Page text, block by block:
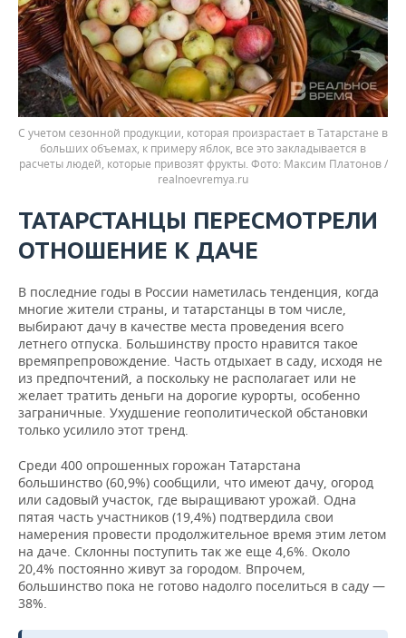
С учетом сезонной продукции, которая произрастает в Татарстане в
больших объемах, к примеру яблок, все это закладывается в
расчеты людей, которые привозят фрукты.
Максим Платонов /
realnoevremya.ru
ТАТАРСТАНЦЫ ПЕРЕСМОТРЕЛИ
ОТНОШЕНИЕ К ДАЧЕ
В последние годы в России наметилась тенденция, когда
многие жители страны, и татарстанцы в том числе,
выбирают дачу в качестве места проведения всего
летнего отпуска. Большинству просто нравится такое
времяпрепровождение. Часть отдыхает в саду, исходя не
из предпочтений, а поскольку не располагает или не
желает тратить деньги на дорогие курорты, особенно
заграничные. Ухудшение геополитической обстановки
только усилило этот тренд.
Среди 400 опрошенных горожан Татарстана
большинство (60,9%) сообщили, что имеют дачу, огород
или садовый участок, где выращивают урожай. Одна
пятая часть участников (19,4%) подтвердила свои
намерения провести продолжительное время этим летом
на даче. Склонны поступить так же еще 4,6%. Около
20,4% постоянно живут за городом. Впрочем,
большинство пока не готово надолго поселиться в саду —
38%.